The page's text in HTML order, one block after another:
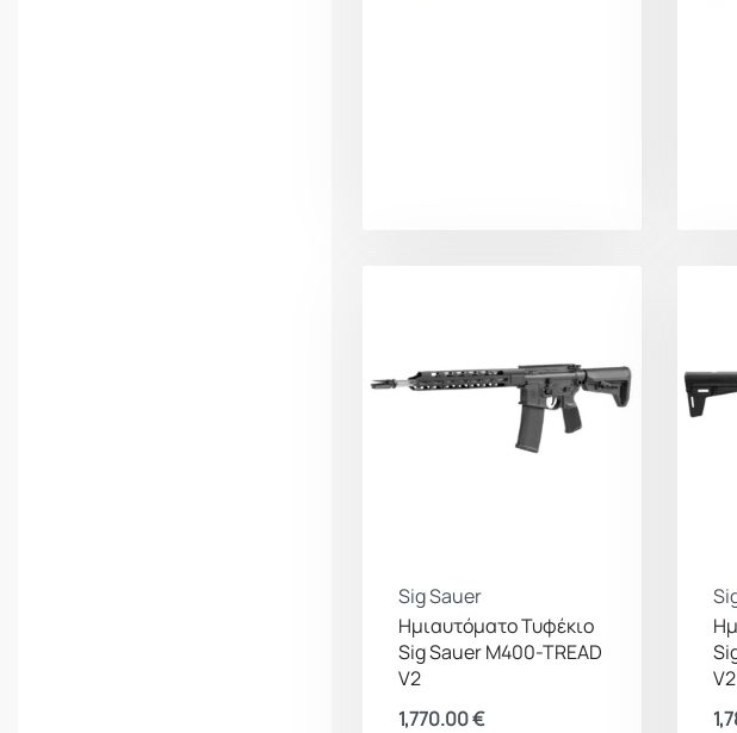
Sig Sauer
Ημιαυτόματο Τυφέκιο
Sig Sauer M400-TREAD
V2
1,770.00€